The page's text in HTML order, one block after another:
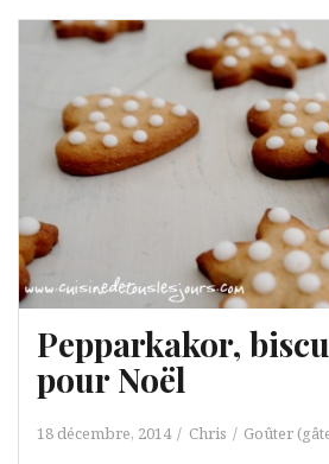
Pepparkakor,
pour Noël
18 décembre, 2014 Chris Goûter